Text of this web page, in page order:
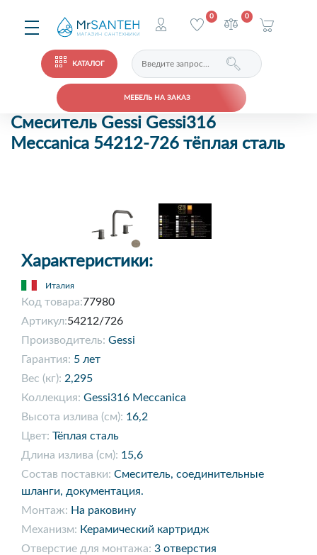
КАТАЛОГ
МЕБЕЛЬ НА ЗАКАЗ
0 0
Смеситель Gessi Gessi316
Meccanica 54212-726 тёплая сталь
Характеристики:
Италия
Код товара:77980
Артикул:54212/726
Производитель: Gessi
Гарантия: 5 лет
Вес (кг): 2,295
Коллекция: Gessi316 Meccanica
Высота излива (см): 16,2
Цвет: Тёплая сталь
Длина излива (см): 15,6
Состав поставки: Смеситель, соединительные
шланги, документация.
Монтаж: На раковину
Механизм: Керамический картридж
Отверстие для монтажа: 3 отверстия